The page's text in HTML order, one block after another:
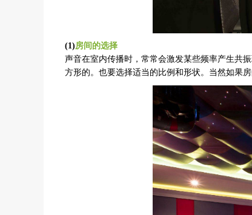
(1) 房间的选择
声音在室内传播时，常常会激发某些频率产生共
方形的。也要选择适当的比例和形状。当然如果